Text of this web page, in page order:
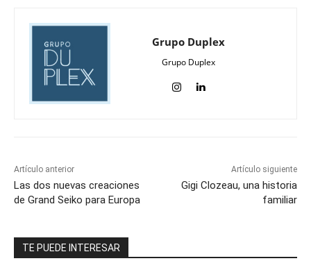
Grupo Duplex
Grupo Duplex
Artículo anterior
Las dos nuevas creaciones
de Grand Seiko para Europa
Artículo siguiente
Gigi Clozeau, una historia
familiar
TE PUEDE INTERESAR